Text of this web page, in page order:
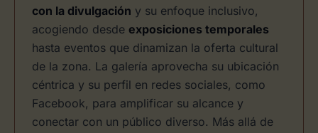
con la divulgación y su enfoque inclusivo,
acogiendo desde exposiciones temporales
hasta eventos que dinamizan la oferta cultural
de la zona. La galería aprovecha su ubicación
céntrica y su perfil en redes sociales, como
Facebook, para amplificar su alcance y
conectar con un público diverso. Más allá de